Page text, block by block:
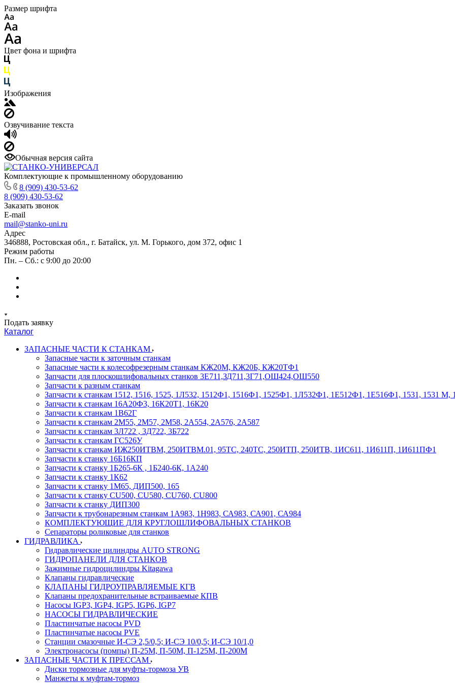
Размер шрифта
Цвет фона и шрифта
Изображения
Озвучивание текста
Обычная версия сайта
Комплектующие к промышленному оборудованию
8 (909) 430-53-62
8 (909) 430-53-62
Заказать звонок
E-mail
mail@stanko-uni.ru
Адрес
346888, Ростовская обл., г. Батайск, ул. М. Горького, дом 372, офис 1
Режим работы
Пн. – Сб.: с 9:00 до 20:00
Подать заявку
Каталог
ЗАПАСНЫЕ ЧАСТИ К СТАНКАМ
Запасные части к заточным станкам
Запасные части к колесофрезерным станкам КЖ20М, КЖ20Б, КЖ20ТФ1
Запчасти для плоскошлифовальных станков 3Е711,ЗД711,3Г71,ОШ424,ОШ550
Запчасти к разным станкам
Запчасти к станкам 1512, 1516, 1525, 1Л532, 1512Ф1, 1516Ф1, 1525Ф1, 1Л532Ф1, 1Е512Ф1, 1Е516Ф1, 1531, 1531
Запчасти к станкам 16А20Ф3, 16К20Т1, 16К20
Запчасти к станкам 1В62Г
Запчасти к станкам 2М55, 2М57, 2М58, 2А554, 2А576, 2А587
Запчасти к станкам 3Л722 , 3Д722, 3Б722
Запчасти к станкам ГС526У
Запчасти к станкам ИЖ250ИТВМ, 250ИТВМ.01, 95ТС, 240ТС, 250ИТП, 250ИТВ, 1ИС611, 1И611П, 1И611ПФ1
Запчасти к станку 16Б16КП
Запчасти к станку 1Б265-6К , 1Б240-6К, 1А240
Запчасти к станку 1К62
Запчасти к станку 1М65, ДИП500, 165
Запчасти к станку CU500, CU580, CU760, CU800
Запчасти к станку ДИП300
Запчасти к трубонарезным станкам 1А983, 1Н983, СА983, СА901, СА984
КОМПЛЕКТУЮЩИЕ ДЛЯ КРУГЛОШЛИФОВАЛЬНЫХ СТАНКОВ
Сепараторы роликовые для станков
ГИДРАВЛИКА
Гидравлические цилиндры AUTO STRONG
ГИДРОПАНЕЛИ ДЛЯ СТАНКОВ
Зажимные гидроцилиндры Kitagawa
Клапаны гидравлические
КЛАПАНЫ ГИДРОУПРАВЛЯЕМЫЕ КГВ
Клапаны предохранительные встраиваемые КПВ
Насосы IGP3, IGP4, IGP5, IGP6, IGP7
НАСОСЫ ГИДРАВЛИЧЕСКИЕ
Пластинчатые насосы PVD
Пластинчатые насосы PVE
Станции смазочные И-СЭ 2,5/0,5; И-СЭ 10/0,5; И-СЭ 10/1,0
Электронасосы (помпы) П-25М, П-50М, П-125М, П-200М
ЗАПАСНЫЕ ЧАСТИ К ПРЕССАМ
Диски тормозные для муфты-тормоза УВ
Манжеты к муфтам-тормоз